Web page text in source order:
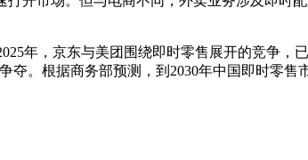
，京东与美团围绕即时零售展开的竞争，
。根据商务部预测，到2030年中国即时零